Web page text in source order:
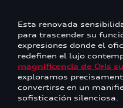
Esta renovada
para trascender su
expresiones donde el
redefinen el lujo
magnificencia de Oris
exploramos
convertirse en un
sofisticación silenciosa.